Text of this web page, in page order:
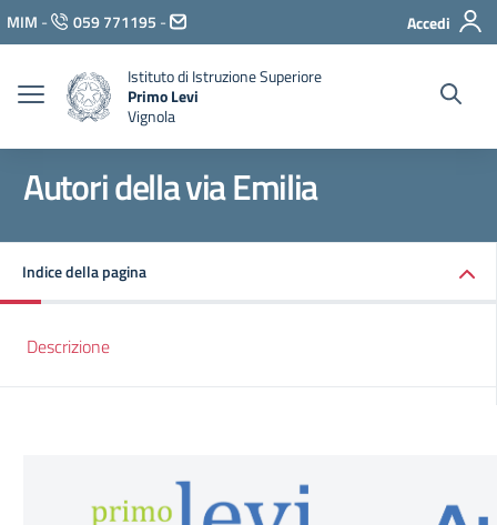
Vai ai contenuti
Vai al menu di navigazione
Vai al footer
MIM - 059 771195 - Accedi
Istituto di Istruzione Superiore
Primo Levi
Vignola
Autori della via Emilia
Indice della pagina
Descrizione